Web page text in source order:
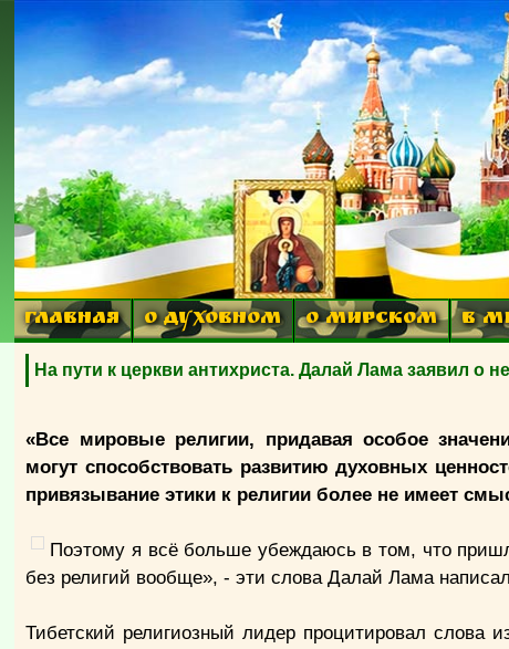
ГЛАВНАЯ О ДУХОВНОМ О МИРСКОМ В
На пути к церкви антихриста. Далай Лама заявил о
«Все мировые религии, придавая особое
могут способствовать развитию духовных
привязывание этики к религии более не имеет
Поэтому я всё больше убеждаюсь в том, что
без религий вообще», - эти слова Далай Лама
Тибетский религиозный лидер процитировал слова